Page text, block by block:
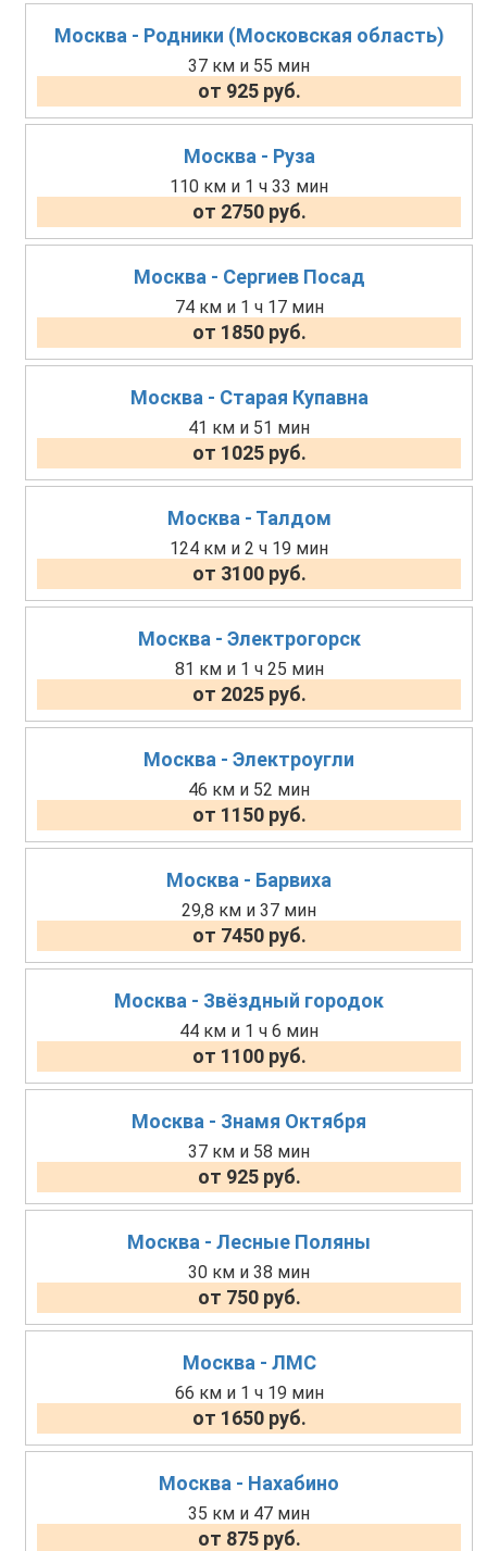
Москва - Родники (Московская область)
37 км и 55 мин
от 925 руб.
Москва - Руза
110 км и 1 ч 33 мин
от 2750 руб.
Москва - Сергиев Посад
74 км и 1 ч 17 мин
от 1850 руб.
Москва - Старая Купавна
41 км и 51 мин
от 1025 руб.
Москва - Талдом
124 км и 2 ч 19 мин
от 3100 руб.
Москва - Электрогорск
81 км и 1 ч 25 мин
от 2025 руб.
Москва - Электроугли
46 км и 52 мин
от 1150 руб.
Москва - Барвиха
29,8 км и 37 мин
от 7450 руб.
Москва - Звёздный городок
44 км и 1 ч 6 мин
от 1100 руб.
Москва - Знамя Октября
37 км и 58 мин
от 925 руб.
Москва - Лесные Поляны
30 км и 38 мин
от 750 руб.
Москва - ЛМС
66 км и 1 ч 19 мин
от 1650 руб.
Москва - Нахабино
35 км и 47 мин
от 875 руб.